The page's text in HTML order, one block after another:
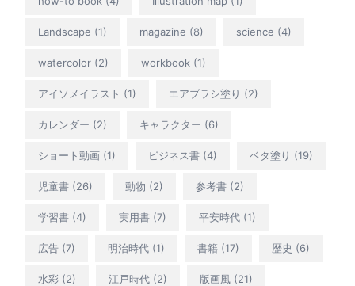
Landscape (1) magazine (8) science (4)
watercolor (2) workbook (1)
アイソメイラスト (1) エアブラシ塗り (2)
カレンダー (2) キャラクター (6)
ショート動画 (1) ビジネス書 (4) ベタ塗り (19)
児童書 (26) 動物 (2) 参考書 (2)
学習書 (4) 実用書 (7) 平安時代 (1)
広告 (7) 明治時代 (1) 書籍 (17) 歴史 (6)
水彩 (2) 江戸時代 (2) 版画風 (21)